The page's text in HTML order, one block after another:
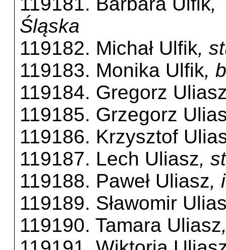
Śląska
119182. Michał Ulfik,
119183. Monika Ulfik,
119184. Gregorz
119185. Grzegorz
119186. Krzysztof
119187. Lech Uliasz,
119188. Paweł Uliasz,
119189. Sławomir
119190. Tamara Uliasz